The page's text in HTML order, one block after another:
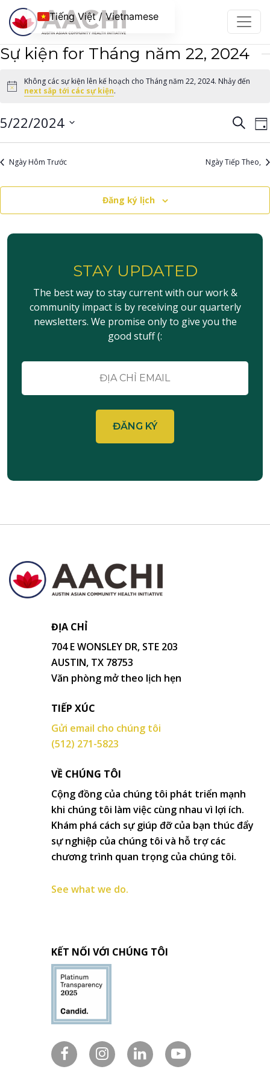
Chuyển đến nội dung
Sự kiện for Tháng năm 22, 2024
Notice
Không các sự kiện lên kế hoạch cho Tháng năm 22, 2024. Nhảy đến
next sắp tới các sự kiện.
Điều
chế
và
tìm
kiện
Tìm
5/22/2024
Chọn
ngày.Ngày Hôm Trước Ngày Tiếp Theo,
Đăng ký lịch
STAY UPDATED
The best way to stay current with our work &
community impact is by receiving our quarterly
newsletters. We promise only to give you the
good stuff (:
mail
ĐỊA CHỈ
704 E WONSLEY DR, STE 203
AUSTIN, TX 78753
Văn phòng mở theo lịch hẹn
TIẾP XÚC
Gửi email cho chúng tôi
(512) 271-5823
VỀ CHÚNG TÔI
Cộng đồng của chúng tôi phát triển mạnh
khi chúng tôi làm việc cùng nhau vì lợi ích.
Khám phá cách sự giúp đỡ của bạn thúc đẩy
sự nghiệp của chúng tôi và hỗ trợ các
chương trình quan trọng của chúng tôi.
See what we do.
KẾT NỐI VỚI CHÚNG TÔI
Tiếng Việt / Vietnamese